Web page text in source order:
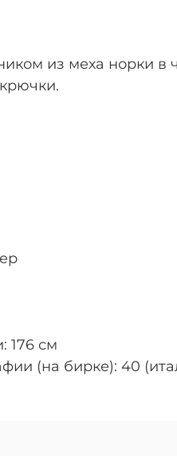
из меха норки
176 см
(на бирке): 40